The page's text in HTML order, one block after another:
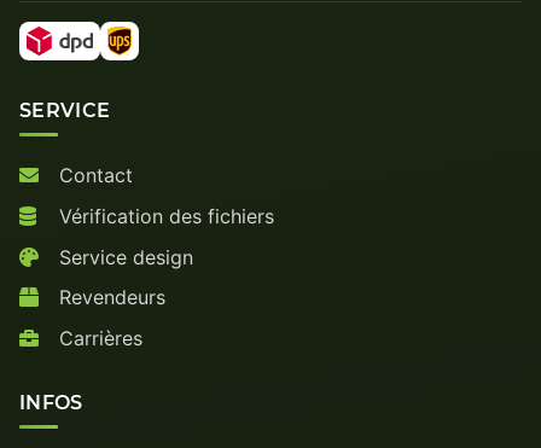
SERVICE
Contact
Vérification des fichiers
Service design
Revendeurs
Carrières
INFOS